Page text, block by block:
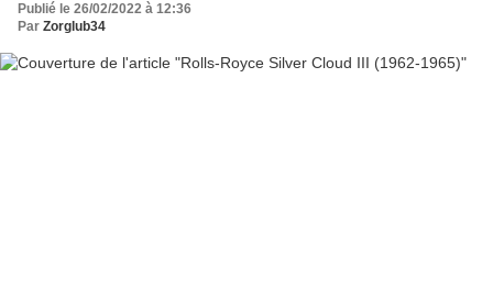
Publié le 26/02/2022 à 12:36
Par Zorglub34